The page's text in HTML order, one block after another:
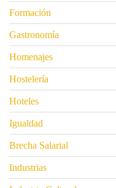
Formación
Gastronomía
Homenajes
Hostelería
Hoteles
Igualdad
Brecha Salarial
Industrias